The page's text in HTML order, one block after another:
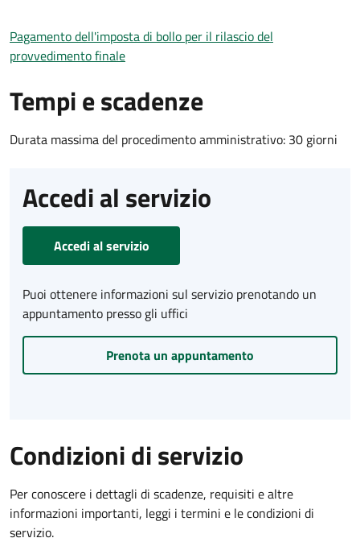
Pagamento dell'imposta di bollo per il rilascio del
provvedimento finale
Tempi e scadenze
Durata massima del procedimento amministrativo: 30 giorni
Accedi al servizio
Accedi al servizio
Puoi ottenere informazioni sul servizio prenotando un
appuntamento presso gli uffici
Prenota un appuntamento
Condizioni di servizio
Per conoscere i dettagli di scadenze, requisiti e altre
informazioni importanti, leggi i termini e le condizioni di
servizio.